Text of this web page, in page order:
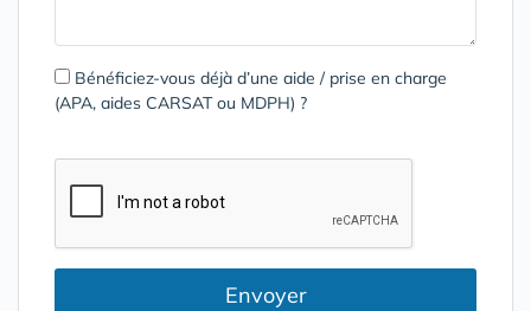
Bénéficiez-vous déjà d’une aide / prise en charge
(APA, aides CARSAT ou MDPH) ?
Envoyer